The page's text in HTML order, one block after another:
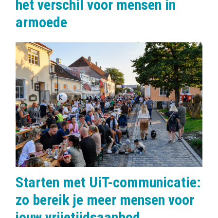
het verschil voor mensen in
armoede
Starten met UiT-communicatie:
zo bereik je meer mensen voor